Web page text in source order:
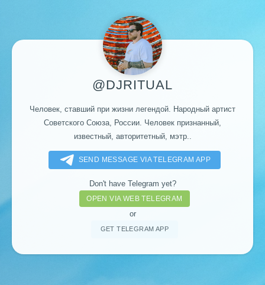
@DJRITUAL
Человек, ставший при жизни легендой. Народный артист
Советского Союза, России. Человек признанный,
известный, авторитетный, мэтр..
SEND MESSAGE VIA TELEGRAM APP
Don't have Telegram yet?
OPEN VIA WEB TELEGRAM
or
GET TELEGRAM APP